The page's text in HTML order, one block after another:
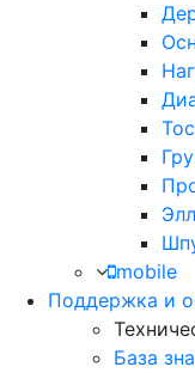
mobile
Поддержка и
База